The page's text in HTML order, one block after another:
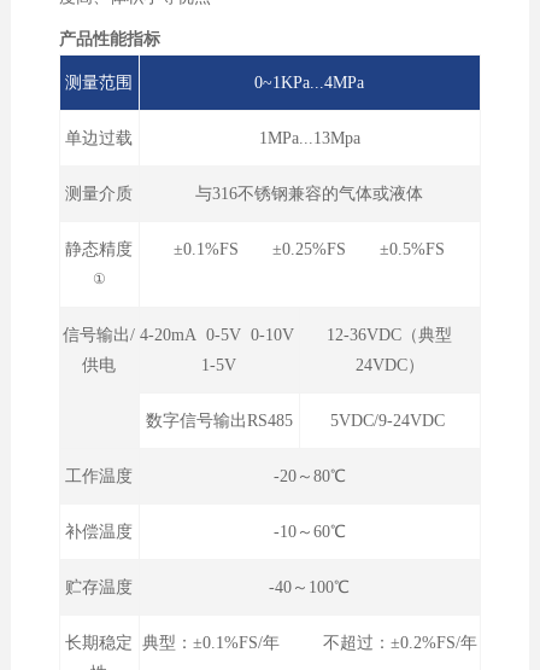
产品性能指标
测量范围 0~1KPa...4MPa
单边过载 1MPa...13Mpa
测量介质 与316不锈钢兼容的气体或液体
静态精度
①
±0.1%FS ±0.25%FS ±0.5%FS
信号输出/
供电
4-20mA 0-5V 0-10V
1-5V
12-36VDC（典型
24VDC）
数字信号输出RS485 5VDC/9-24VDC
工作温度 -20～80℃
补偿温度 -10～60℃
贮存温度 -40～100℃
长期稳定 典型：±0.1%FS/年 不超过：±0.2%FS/年